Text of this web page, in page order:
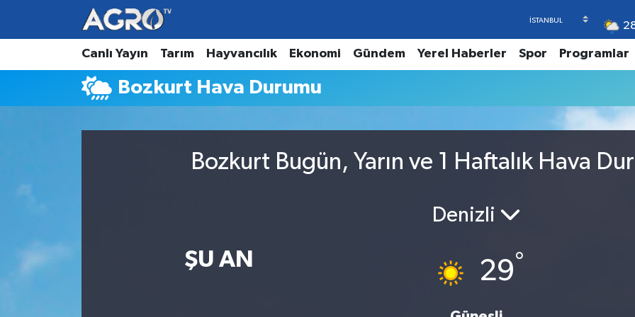
Canlı Yayın Tarım Hayvancılık Ekonomi Gündem Yerel Haberler Spor Programlar
Bozkurt Hava Durumu
Bozkurt Bugün, Yarın ve 1 Haftalık Hava
ŞU AN
Denizli
29°
Hava Durumu
Trafik Durumu